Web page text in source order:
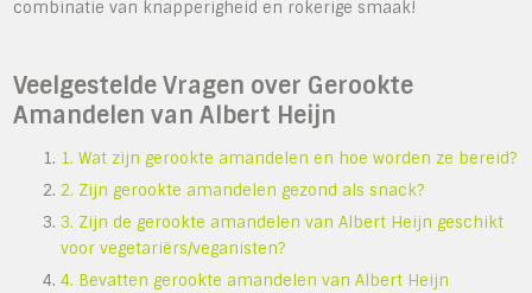
combinatie van knapperigheid en rokerige smaak!
Veelgestelde Vragen over Gerookte
Amandelen van Albert Heijn
1. Wat zijn gerookte amandelen en hoe worden ze bereid?
2. Zijn gerookte amandelen gezond als snack?
3. Zijn de gerookte amandelen van Albert Heijn geschikt
voor vegetariërs/veganisten?
4. Bevatten gerookte amandelen van Albert Heijn